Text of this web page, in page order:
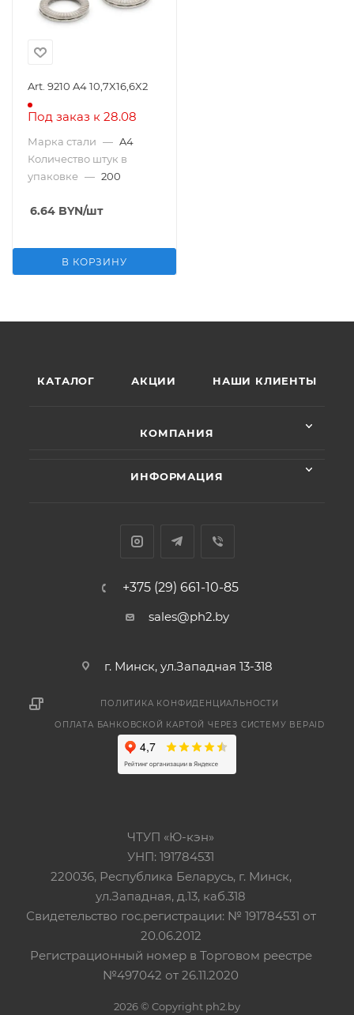
Art. 9210 A4 10,7X16,6X2
Под заказ к 28.08
Марка стали — A4
Количество штук в
упаковке — 200
6.64 BYN/шт
В КОРЗИНУ
КАТАЛОГ АКЦИИ НАШИ КЛИЕНТЫ
КОМПАНИЯ
ИНФОРМАЦИЯ
+375 (29) 661-10-85
sales@ph2.by
г. Минск, ул.Западная 13-318
ПОЛИТИКА КОНФИДЕНЦИАЛЬНОСТИ
ОПЛАТА БАНКОВСКОЙ КАРТОЙ ЧЕРЕЗ СИСТЕМУ BEPAID
ЧТУП «Ю-кэн»
УНП: 191784531
220036, Республика Беларусь, г. Минск,
ул.Западная, д.13, каб.318
Свидетельство гос.регистрации: № 191784531 от
20.06.2012
Регистрационный номер в Торговом реестре
№497042 от 26.11.2020
2026 © Copyright ph2.by